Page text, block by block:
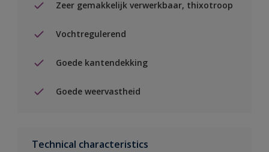
Zeer gemakkelijk verwerkbaar, thixotroop
Vochtregulerend
Goede kantendekking
Goede weervastheid
Technical characteristics